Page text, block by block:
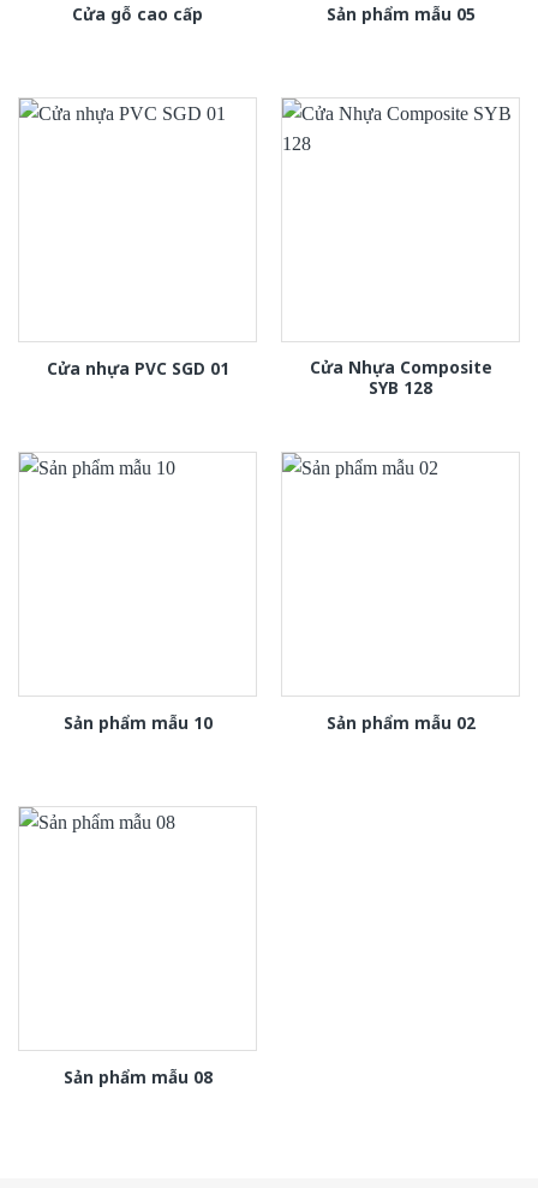
Cửa gỗ cao cấp Sản phẩm mẫu 05
Cửa nhựa PVC SGD 01
Cửa Nhựa Composite
SYB 128
Sản phẩm mẫu 10 Sản phẩm mẫu 02
Sản phẩm mẫu 08